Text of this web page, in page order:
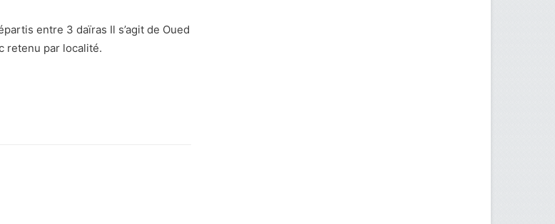
entre 3 daïras Il s’agit de Oued
retenu par localité.